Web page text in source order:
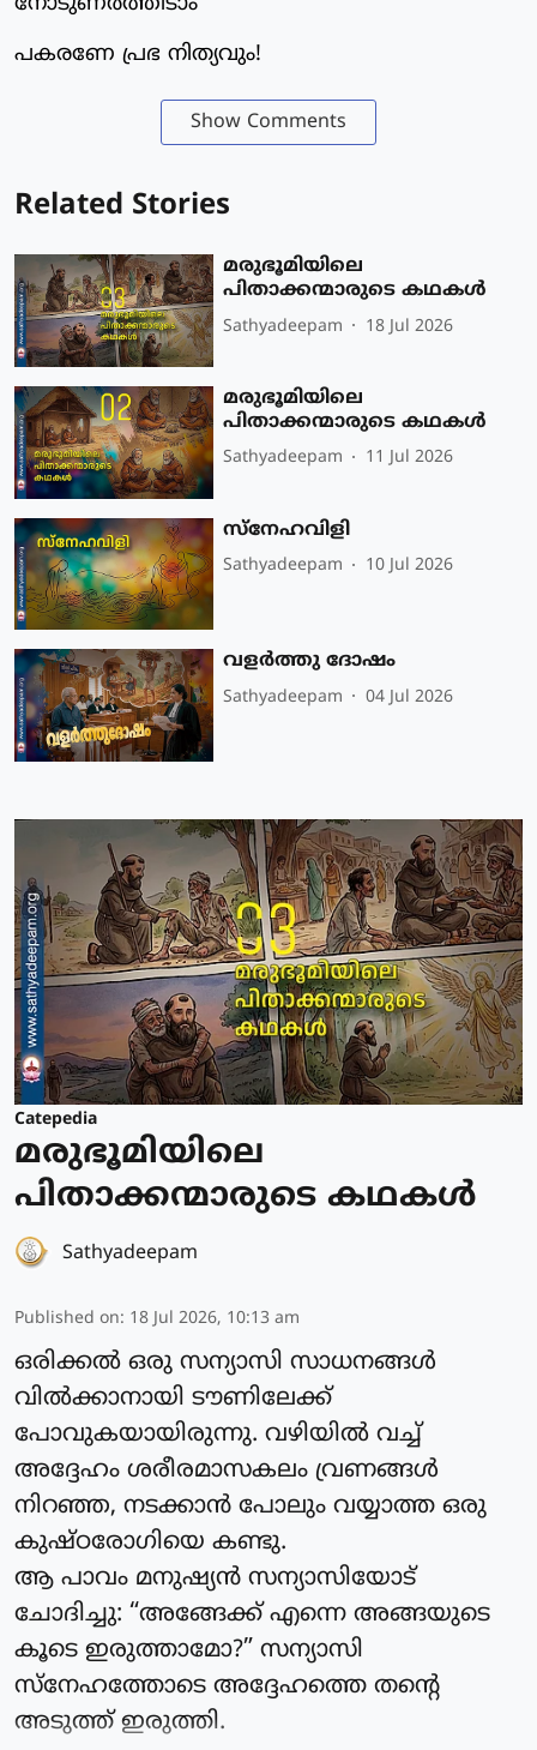
പകരണേ പ്രഭ നിത്യവും!
Show Comments
Related Stories
മരുഭൂമിയിലെ
പിതാക്കന്മാരുടെ കഥകൾ
Sathyadeepam 18 Jul 2026
മരുഭൂമിയിലെ
പിതാക്കന്മാരുടെ കഥകൾ
Sathyadeepam 11 Jul 2026
സ്നേഹവിളി
Sathyadeepam 10 Jul 2026
വളർത്തു ദോഷം
Sathyadeepam 04 Jul 2026
Catepedia
മരുഭൂമിയിലെ
പിതാക്കന്മാരുടെ കഥകൾ
Sathyadeepam
Published on: 18 Jul 2026, 10:13 am
ഒരിക്കൽ ഒരു സന്യാസി സാധനങ്ങൾ
വിൽക്കാനായി ടൗണിലേക്ക്
പോവുകയായിരുന്നു. വഴിയിൽ വച്ച്
അദ്ദേഹം ശരീരമാസകലം വ്രണങ്ങൾ
നിറഞ്ഞ, നടക്കാൻ പോലും വയ്യാത്ത ഒരു
കുഷ്ഠരോഗിയെ കണ്ടു.
ആ പാവം മനുഷ്യൻ സന്യാസിയോട്
ചോദിച്ചു: “അങ്ങേക്ക് എന്നെ അങ്ങയുടെ
കൂടെ ഇരുത്താമോ?” സന്യാസി
സ്നേഹത്തോടെ അദ്ദേഹത്തെ തന്റെ
അടുത്ത് ഇരുത്തി.